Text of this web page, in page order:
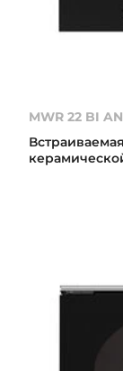
MWR 22 BI